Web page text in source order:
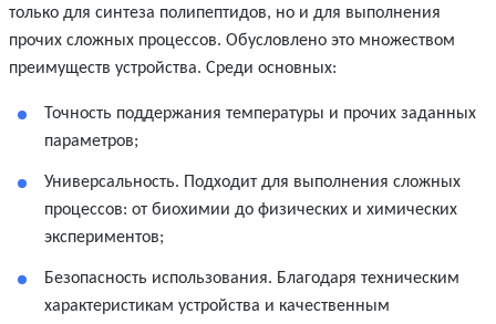
только для синтеза полипептидов, но и для выполнения
прочих сложных процессов. Обусловлено это множеством
преимуществ устройства. Среди основных:
Точность поддержания температуры и прочих заданных
параметров;
Универсальность. Подходит для выполнения сложных
процессов: от биохимии до физических и химических
экспериментов;
Безопасность использования. Благодаря техническим
характеристикам устройства и качественным